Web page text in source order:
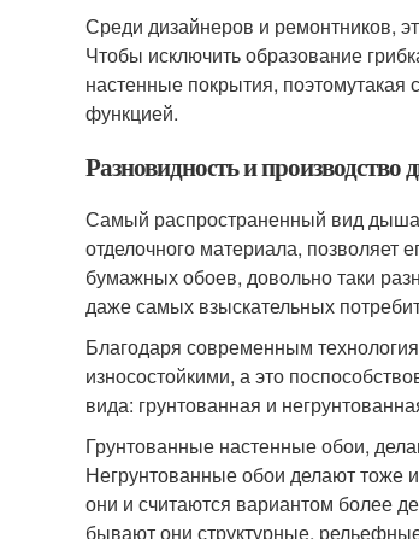
Среди дизайнеров и ремонтников,
Чтобы исключить образование
настенные покрытия, поэтомутакая
функцией.
Разновидность и
Самый распространенный вид
отделочного материала, позволяет
бумажных обоев, довольно таки
даже самых взыскательных
Благодаря современным
износостойкими, а это
вида: грунтованная и
Грунтованные настенные обои,
Негрунтованные обои делают тоже
они и считаются вариантом более
бывают они структурные,